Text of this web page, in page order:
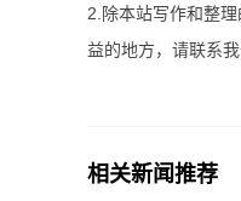
2.除本站写作和整
益的地方，请联系
相关新闻推荐